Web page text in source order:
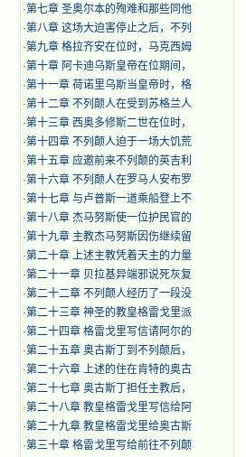
·第七章 圣奥尔本的殉难和那些同他
·第八章 这场大迫害停止之后，不列
·第九章 格拉齐安在位时，马克西姆
·第十章 阿卡迪乌斯皇帝在位期间，
·第十一章 荷诺里乌斯当皇帝时，格
·第十二章 不列颠人在受到苏格兰人
·第十三章 西奥多修斯二世在位时，
·第十四章 不列颠人迫于一场大饥荒
·第十五章 应邀前来不列颠的英吉利
·第十六章 不列颠人在罗马人安布罗
·第十七章 与卢普斯一道乘船登上不
·第十八章 杰马努斯使一位护民官的
·第十九章 主教杰马努斯因伤继续留
·第二十章 上述主教凭着天主的力量
·第二十一章 贝拉基异端邪说死灰复
·第二十二章 不列颠人经历了一段没
·第二十三章 神圣的教皇格雷戈里派
·第二十四章 格雷戈里写信请阿尔的
·第二十五章 奥古斯丁到不列颠后，
·第二十六章 上述的住在肯特的奥古
·第二十七章 奥古斯丁担任主教后，
·第二十八章 教皇格雷戈里写信给阿
·第二十九章 教皇格雷戈里给奥古斯
·第三十章 格雷戈里写给前往不列颠